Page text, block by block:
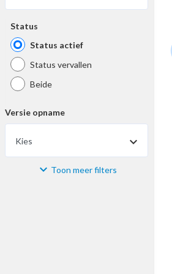
Status
Status actief
Status vervallen
Beide
Versie opname
Kies
Materiaal Toon meer filters